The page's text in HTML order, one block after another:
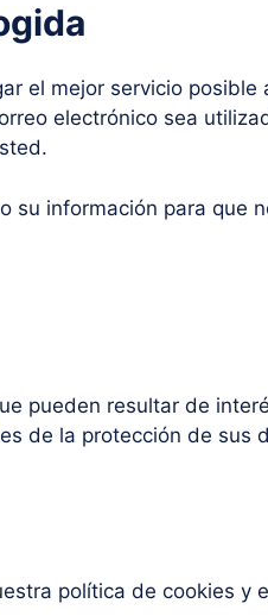
el mejor servicio
electrónico sea
su información para que
pueden resultar de
de la protección de
política de cookies y